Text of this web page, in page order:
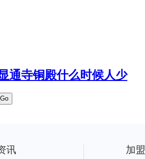
通寺铜殿什么时候人少
讯 加